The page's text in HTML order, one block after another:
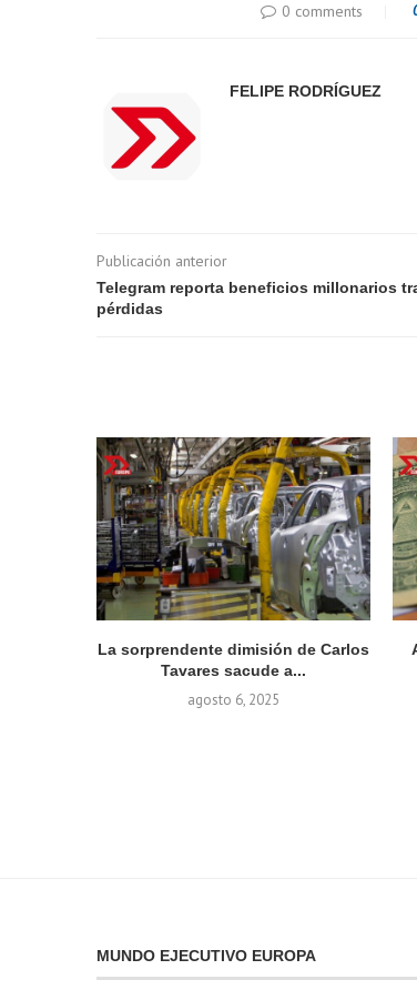
0 comments
FELIPE RODRÍGUEZ
Publicación anterior
Telegram reporta beneficios millonarios
pérdidas
La sorprendente dimisión de Carlos
Tavares sacude a...
agosto 6, 2025
MUNDO EJECUTIVO EUROPA